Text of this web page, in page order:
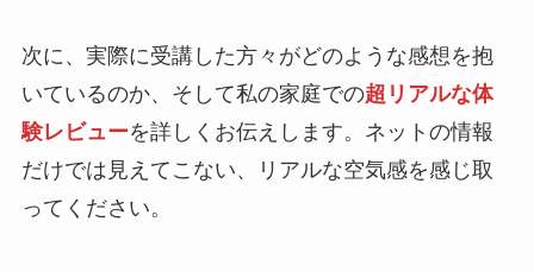
次に、実際に受講した方々がどのような感想を抱
いているのか、そして私の家庭での超リアルな体
験レビューを詳しくお伝えします。ネットの情報
だけでは見えてこない、リアルな空気感を感じ取
ってください。